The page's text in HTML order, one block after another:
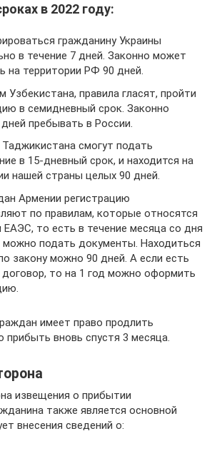
в 2022 году:
гражданину Украины
в течение 7 дней. Законно может
на территории РФ 90 дней.
Узбекистана, правила гласят, пройти
в семидневный срок. Законно
пребывать в России.
смогут подать
в 15-дневный срок, и находится на
нашей страны целых 90 дней.
Армении регистрацию
по правилам, которые относятся
ЕАЭС, то есть в течение месяца со дня
подать документы. Находиться
закону можно 90 дней. А если есть
договор, то на 1 год можно оформить
имеет право продлить
прибыть вновь спустя 3 месяца.
извещения о прибытии
также является основной
внесения сведений о: